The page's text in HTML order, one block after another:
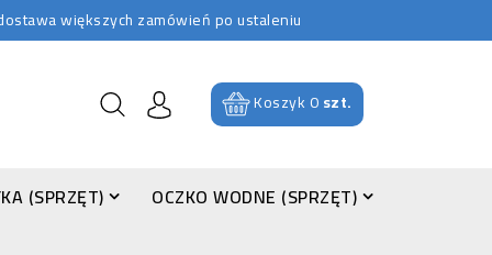
większych zamówień po ustaleniu
Koszyk0szt.
(SPRZĘT)
OCZKO WODNE (SPRZĘT)